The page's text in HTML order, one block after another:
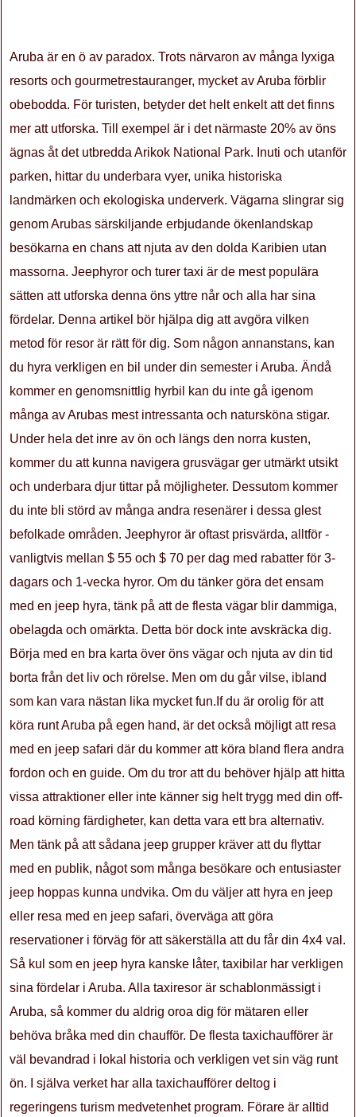
Aruba är en ö av paradox. Trots närvaron av många lyxiga
resorts och gourmetrestauranger, mycket av Aruba förblir
obebodda. För turisten, betyder det helt enkelt att det finns
mer att utforska. Till exempel är i det närmaste 20% av öns
ägnas åt det utbredda Arikok National Park. Inuti och utanför
parken, hittar du underbara vyer, unika historiska
landmärken och ekologiska underverk. Vägarna slingrar sig
genom Arubas särskiljande erbjudande ökenlandskap
besökarna en chans att njuta av den dolda Karibien utan
massorna. Jeephyror och turer taxi är de mest populära
sätten att utforska denna öns yttre når och alla har sina
fördelar. Denna artikel bör hjälpa dig att avgöra vilken
metod för resor är rätt för dig. Som någon annanstans, kan
du hyra verkligen en bil under din semester i Aruba. Ändå
kommer en genomsnittlig hyrbil kan du inte gå igenom
många av Arubas mest intressanta och natursköna stigar.
Under hela det inre av ön och längs den norra kusten,
kommer du att kunna navigera grusvägar ger utmärkt utsikt
och underbara djur tittar på möjligheter. Dessutom kommer
du inte bli störd av många andra resenärer i dessa glest
befolkade områden. Jeephyror är oftast prisvärda, alltför -
vanligtvis mellan $ 55 och $ 70 per dag med rabatter för 3-
dagars och 1-vecka hyror. Om du tänker göra det ensam
med en jeep hyra, tänk på att de flesta vägar blir dammiga,
obelagda och omärkta. Detta bör dock inte avskräcka dig.
Börja med en bra karta över öns vägar och njuta av din tid
borta från det liv och rörelse. Men om du går vilse, ibland
som kan vara nästan lika mycket fun.If du är orolig för att
köra runt Aruba på egen hand, är det också möjligt att resa
med en jeep safari där du kommer att köra bland flera andra
fordon och en guide. Om du tror att du behöver hjälp att hitta
vissa attraktioner eller inte känner sig helt trygg med din off-
road körning färdigheter, kan detta vara ett bra alternativ.
Men tänk på att sådana jeep grupper kräver att du flyttar
med en publik, något som många besökare och entusiaster
jeep hoppas kunna undvika. Om du väljer att hyra en jeep
eller resa med en jeep safari, överväga att göra
reservationer i förväg för att säkerställa att du får din 4x4 val.
Så kul som en jeep hyra kanske låter, taxibilar har verkligen
sina fördelar i Aruba. Alla taxiresor är schablonmässigt i
Aruba, så kommer du aldrig oroa dig för mätaren eller
behöva bråka med din chaufför. De flesta taxichaufförer är
väl bevandrad i lokal historia och verkligen vet sin väg runt
ön. I själva verket har alla taxichaufförer deltog i
regeringens turism medvetenhet program. Förare är alltid